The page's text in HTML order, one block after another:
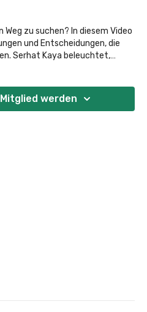
zu suchen? In diesem Video
und Entscheidungen, die
Serhat Kaya beleuchtet,
Klarheit zu finden, und
und dein Handeln im
werden